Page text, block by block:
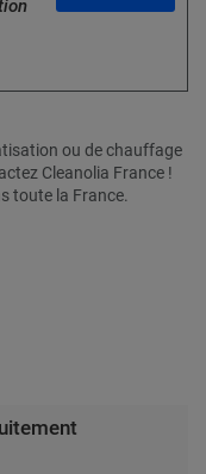
ou de chauffage
Cleanolia France !
toute la France.